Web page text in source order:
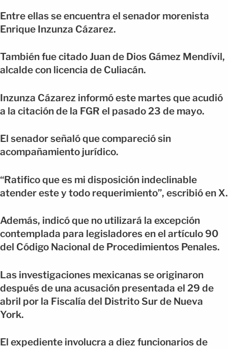
Entre ellas se encuentra el senador morenista
Enrique Inzunza Cázarez.
También fue citado Juan de Dios Gámez Mendívil,
alcalde con licencia de Culiacán.
Inzunza Cázarez informó este martes que acudió
a la citación de la FGR el pasado 23 de mayo.
El senador señaló que compareció sin
acompañamiento jurídico.
“Ratifico que es mi disposición indeclinable
atender este y todo requerimiento”, escribió en X.
Además, indicó que no utilizará la excepción
contemplada para legisladores en el artículo 90
del Código Nacional de Procedimientos Penales.
Las investigaciones mexicanas se originaron
después de una acusación presentada el 29 de
abril por la Fiscalía del Distrito Sur de Nueva
York.
El expediente involucra a diez funcionarios de